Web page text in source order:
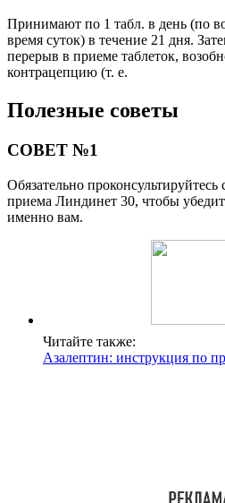
Принимают по 1 табл. в день (по
время суток) в течение 21 дня.
перерыв в приеме таблеток,
контрацепцию (т. е.
Полезные советы
СОВЕТ №1
Обязательно
приема Линдинет 30, чтобы
именно вам.
Читайте также:
Азалептин: инструкция по